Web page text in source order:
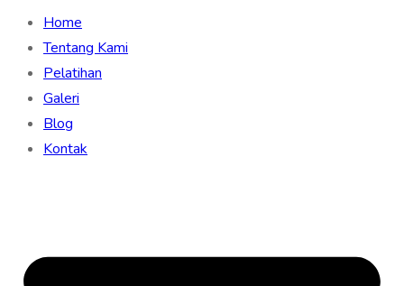
Home
Tentang Kami
Pelatihan
Galeri
Blog
Kontak